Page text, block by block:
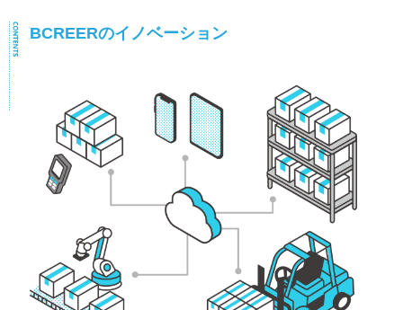
BCREERのイノベーション